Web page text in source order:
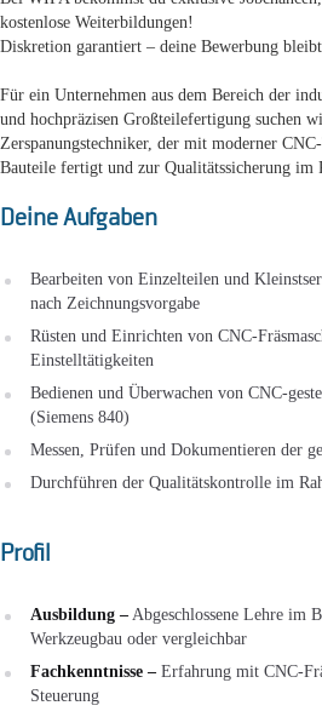
kostenlose Weiterbildungen!
Diskretion garantiert – deine Bewerbung
Für ein Unternehmen aus dem Bereich der
und hochpräzisen Großteilefertigung suchen
Zerspanungstechniker, der mit moderner
Bauteile fertigt und zur Qualitätssicherung im
Deine Aufgaben
Bearbeiten von Einzelteilen und
nach Zeichnungsvorgabe
Rüsten und Einrichten von CNC-
Einstelltätigkeiten
Bedienen und Überwachen von CNC-
(Siemens 840)
Messen, Prüfen und Dokumentieren der
Durchführen der Qualitätskontrolle im
Profil
Ausbildung –Abgeschlossene Lehre im
Werkzeugbau oder vergleichbar
Fachkenntnisse –Erfahrung mit CNC-
Steuerung